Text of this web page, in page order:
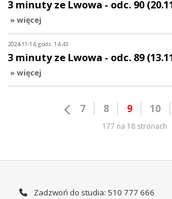
3 minuty ze Lwowa - odc. 90
» więcej
2024-11-14, godz. 14:43
3 minuty ze Lwowa - odc. 89
» więcej
7 8 9 10
177 na 18 stronach
Zadzwoń do studia: 510 777 666